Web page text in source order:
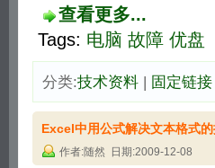
查看更多...
Tags: 电脑 故障 优盘
分类:技术资料| 固定链接
Excel中用公式解决文本格式
作者:随然 日期:2009-12-08